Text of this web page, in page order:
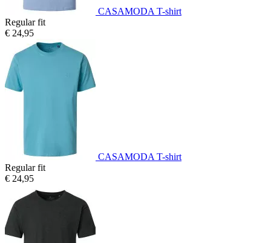
CASAMODA T-shirt
Regular fit
€ 24,95
CASAMODA T-shirt
Regular fit
€ 24,95